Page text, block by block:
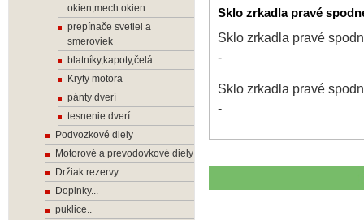
Sklo zrkadla pravé
Sklo zrkadla pravé
-
Sklo zrkadla pravé
-
okien,mech.okien...
prepínače svetiel a
smeroviek
blatníky,kapoty,čelá...
Kryty motora
pánty dverí
tesnenie dverí...
Podvozkové diely
Motorové a prevodovkové diely
Držiak rezervy
Doplnky...
puklice..